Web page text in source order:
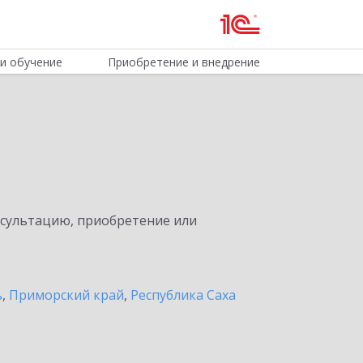
обучение Приобретение и внедрение
приобретение или
, Приморский край, Республика Саха